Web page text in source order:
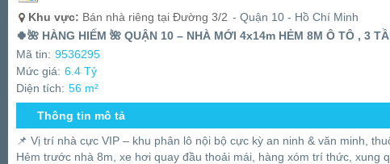
Khu vực: Bán nhà riêng tại Đường 3/2 - Quận 10 - Hồ Chí Minh
🍀🌺 HÀNG HIẾM 🌺 QUẬN 10 – NHÀ MỚI 4x14m HẺM 8M Ô TÔ , 3
Mã tin: 9536295
Mức giá: 6.4 Tỷ
Diện tích: 56 m²
Thông tin mô tả
📌 Vị trí nhà cực VIP – khu phân lô nội bộ cực kỳ an ninh & văn minh,
Hẻm trước nhà 8m, xe hơi quay đầu thoải mái, hàng xóm trí thức, xung